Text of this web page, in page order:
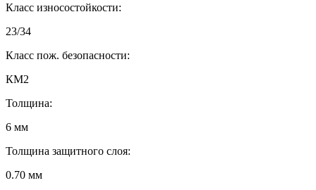
Класс износостойкости:
23/34
Класс пож. безопасности:
КМ2
Толщина:
6 мм
Толщина защитного слоя:
0.70 мм